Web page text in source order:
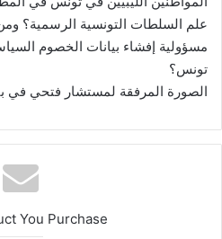
علم السلطات التونسية الرسمية؟
مسؤولية إفشاء بيانات الخصوم
تونس؟
الصورة المرفقة لمستشار فتحي في
You Purchase